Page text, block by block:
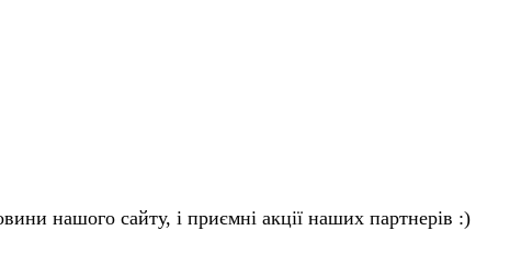
нашого сайту, і приємні акції наших партнерів :)